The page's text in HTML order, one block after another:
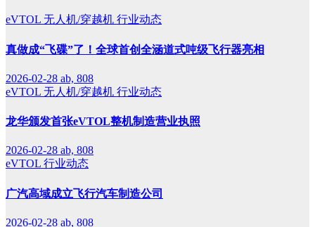
eVTOL 无人机/穿越机 行业动态
真做成“飞碟”了！全球首创全涵道式吨级飞行器亮相
2026-02-28 ab, 808
eVTOL 无人机/穿越机 行业动态
龙华颁发首张eVTOL整机制造营业执照
2026-02-28 ab, 808
eVTOL 行业动态
广汽高域成立飞行汽车制造公司
2026-02-28 ab, 808